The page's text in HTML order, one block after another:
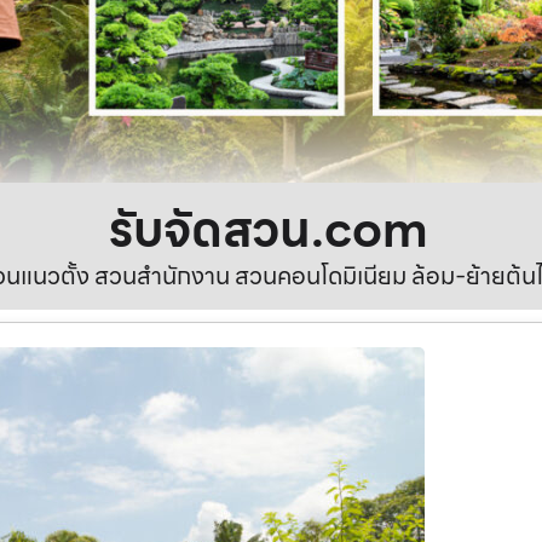
รับจัดสวน.com
แนวตั้ง สวนสำนักงาน สวนคอนโดมิเนียม ล้อม-ย้ายต้น